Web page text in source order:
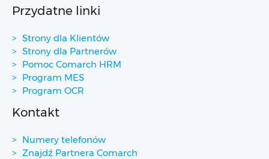
Przydatne linki
Strony dla Klientów
Strony dla Partnerów
Pomoc Comarch HRM
Program MES
Program OCR
Kontakt
Numery telefonów
Znajdź Partnera Comarch